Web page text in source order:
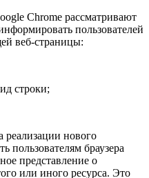
Chrome рассматривают
пользователей
веб-страницы:
строки;
нового
пользователям браузера
представление о
или иного ресурса. Это